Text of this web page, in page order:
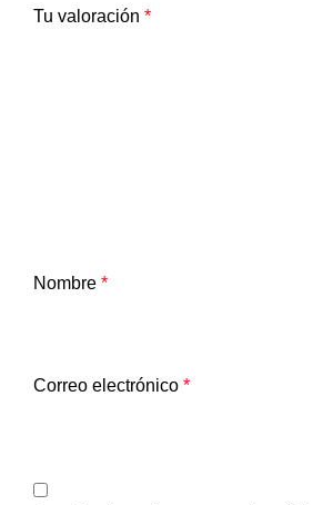
Tu valoración *
Nombre *
Correo electrónico *